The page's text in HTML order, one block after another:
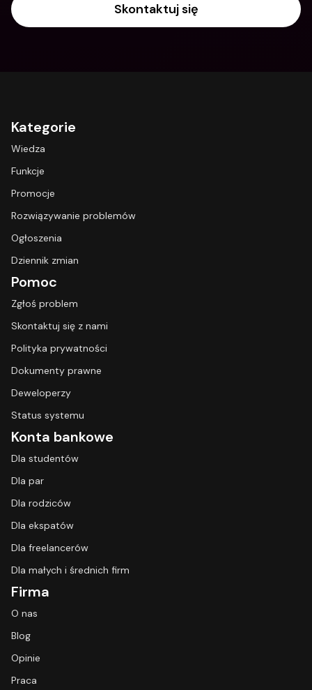
Skontaktuj się
Kategorie
Wiedza
Funkcje
Promocje
Rozwiązywanie problemów
Ogłoszenia
Dziennik zmian
Pomoc
Zgłoś problem
Skontaktuj się z nami
Polityka prywatności
Dokumenty prawne
Deweloperzy
Status systemu
Konta bankowe
Dla studentów
Dla par
Dla rodziców
Dla ekspatów
Dla freelancerów
Dla małych i średnich firm
Firma
O nas
Blog
Opinie
Praca